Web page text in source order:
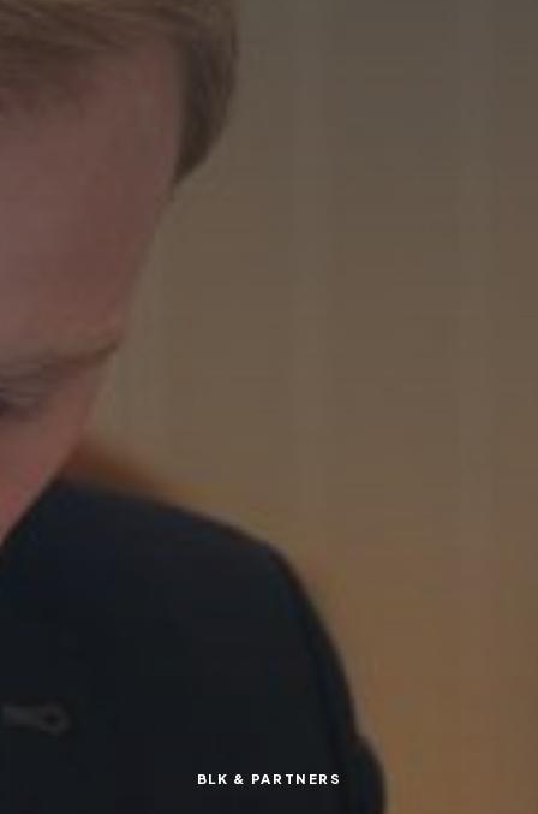
BLK & PARTNERS